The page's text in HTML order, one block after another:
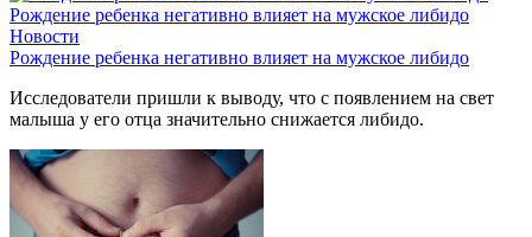
Рождение ребенка негативно влияет на мужское либидо
Новости
Рождение ребенка негативно влияет на мужское либидо
Исследователи пришли к выводу, что с появлением на свет
малыша у его отца значительно снижается либидо.